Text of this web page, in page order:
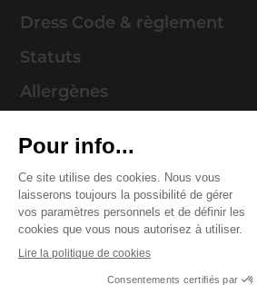
Dress Code & règlement
Statuts
Allergènes
Mentions légales
Politique de cookies
Politique de confidentialité
© 2026 Cercle Munster . Tous droits réservés